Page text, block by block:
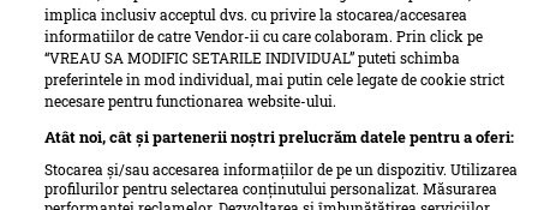
implica inclusiv acceptul dvs. cu privire la stocarea/accesarea
informatiilor de catre Vendor-ii cu care colaboram. Prin click pe
“VREAU SA MODIFIC SETARILE INDIVIDUAL” puteti schimba
preferintele in mod individual, mai putin cele legate de cookie strict
necesare pentru functionarea website-ului.
Atât noi, cât și partenerii noștri prelucrăm datele pentru a oferi:
Stocarea și/sau accesarea informațiilor de pe un dispozitiv. Utilizarea
profilurilor pentru selectarea conținutului personalizat. Măsurarea